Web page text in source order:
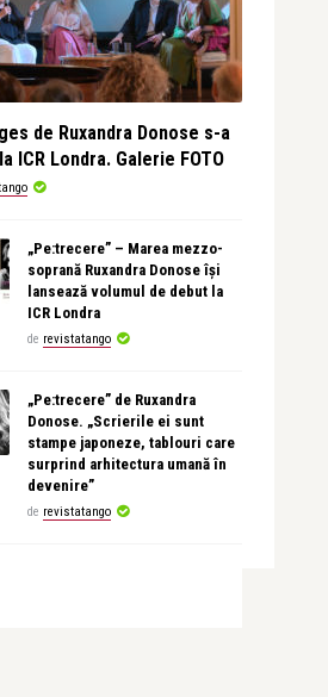
de Ruxandra Donose s-a
ICR Londra. Galerie FOTO
„Pe:trecere” – Marea mezzo-
soprană Ruxandra Donose își
lansează volumul de debut la
ICR Londra
de revistatango
„Pe:trecere” de Ruxandra
Donose. „Scrierile ei sunt
stampe japoneze, tablouri care
surprind arhitectura umană în
devenire”
de revistatango